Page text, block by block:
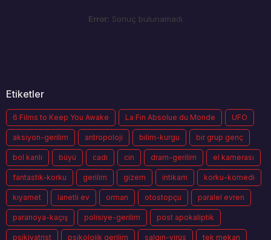
Error: Sonuç bulunamadı
Etiketler
6 Films to Keep You Awake La Fin Absolue du Monde UFO
aksiyon-gerilim antropoloji bilim-kurgu bir grup genç
bol kanlı büyü cadı cin dram-gerilim el kamerası
fantastik-korku gerilim gizem intikam korku-komedi
kıyamet lanetli ev orman otostopçu paralel evren
paranoya-kaçış polisiye-gerilim post apokaliptik
psikiyatrist psikolojik gerilim salgın-virüs tek mekan